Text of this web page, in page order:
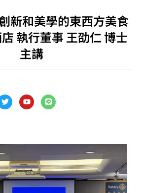
新和美學的東西方美食
執行董事 王劭仁 博士
主講
T
w
i
r
Y
o
u
e
L
i
n